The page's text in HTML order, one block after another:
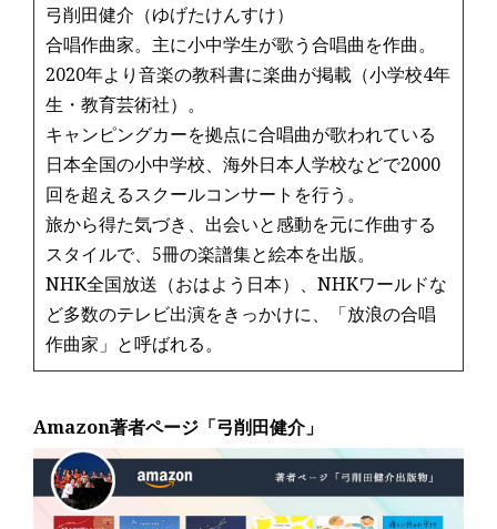
弓削田健介（ゆげたけんすけ）
合唱作曲家。主に小中学生が歌う合唱曲を作曲。
2020年より音楽の教科書に楽曲が掲載（小学校4年
生・教育芸術社）。
キャンピングカーを拠点に合唱曲が歌われている
日本全国の小中学校、海外日本人学校などで2000
回を超えるスクールコンサートを行う。
旅から得た気づき、出会いと感動を元に作曲する
スタイルで、5冊の楽譜集と絵本を出版。
NHK全国放送（おはよう日本）、NHKワールドな
ど多数のテレビ出演をきっかけに、「放浪の合唱
作曲家」と呼ばれる。
Amazon著者ページ「弓削田健介」